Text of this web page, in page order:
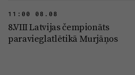
11:00 08.08
8.VIII Latvijas čempionāts
paravieglatlētikā Murjāņos